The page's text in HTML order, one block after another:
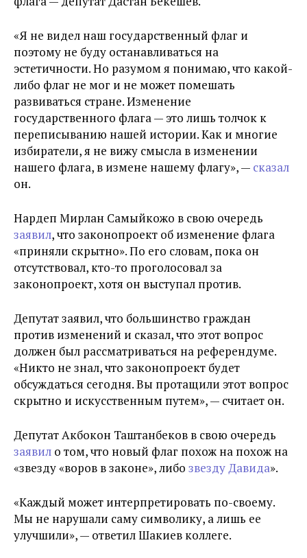
«Я не видел наш государственный флаг и
поэтому не буду останавливаться на
эстетичности. Но разумом я понимаю, что какой-
либо флаг не мог и не может помешать
развиваться стране. Изменение
государственного флага — это лишь толчок к
переписыванию нашей истории. Как и многие
избиратели, я не вижу смысла в изменении
нашего флага, в измене нашему флагу», — сказал
он.
Нардеп Мирлан Самыйкожо в свою очередь
заявил, что законопроект об изменение флага
«приняли скрытно». По его словам, пока он
отсутствовал, кто-то проголосовал за
законопроект, хотя он выступал против.
Депутат заявил, что большинство граждан
против изменений и сказал, что этот вопрос
должен был рассматриваться на референдуме.
«Никто не знал, что законопроект будет
обсуждаться сегодня. Вы протащили этот вопрос
скрытно и искусственным путем», — считает он.
Депутат Акбокон Таштанбеков в свою очередь
заявил о том, что новый флаг похож на похож на
«звезду «воров в законе», либо звезду Давида».
«Каждый может интерпретировать по-своему.
Мы не нарушали саму символику, а лишь ее
улучшили», — ответил Шакиев коллеге.